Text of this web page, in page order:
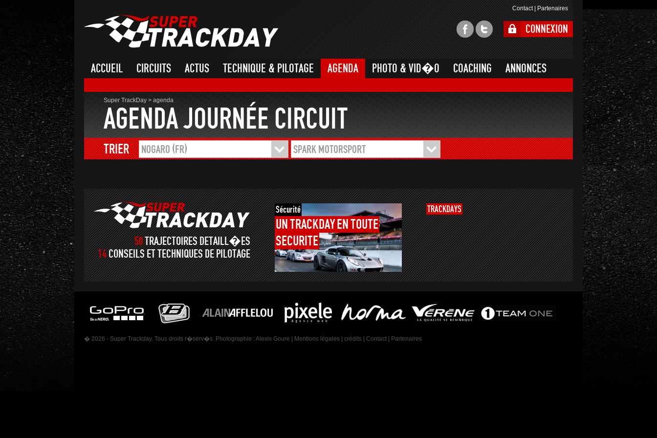
Contact|Partenaires
CONNEXION
ACCUEIL CIRCUITS ACTUS TECHNIQUE & PILOTAGE AGENDA PHOTO & VID�O COACHING ANNONCES
Super TrackDay>agenda
AGENDA JOURNÉE CIRCUIT
TRIER NOGARO (FR) SPARK MOTORSPORT
50TRAJECTOIRES DETAILL�ES
14CONSEILS ET TECHNIQUES DE PILOTAGE
Sécurité
UN TRACKDAY EN TOUTE
SECURITE
TRACKDAYS
� 2026 - Super Trackday. Tous droits r�serv�s. Photographie : Alexis Goure Mentions légales crédits Contact Partenaires